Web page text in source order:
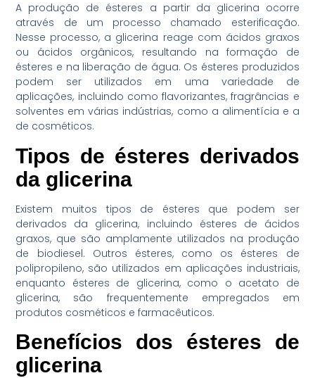
A produção de ésteres a partir da glicerina ocorre
através de um processo chamado esterificação.
Nesse processo, a glicerina reage com ácidos graxos
ou ácidos orgânicos, resultando na formação de
ésteres e na liberação de água. Os ésteres produzidos
podem ser utilizados em uma variedade de
aplicações, incluindo como flavorizantes, fragrâncias e
solventes em várias indústrias, como a alimentícia e a
de cosméticos.
Tipos de ésteres derivados
da glicerina
Existem muitos tipos de ésteres que podem ser
derivados da glicerina, incluindo ésteres de ácidos
graxos, que são amplamente utilizados na produção
de biodiesel. Outros ésteres, como os ésteres de
polipropileno, são utilizados em aplicações industriais,
enquanto ésteres de glicerina, como o acetato de
glicerina, são frequentemente empregados em
produtos cosméticos e farmacêuticos.
Benefícios dos ésteres de
glicerina